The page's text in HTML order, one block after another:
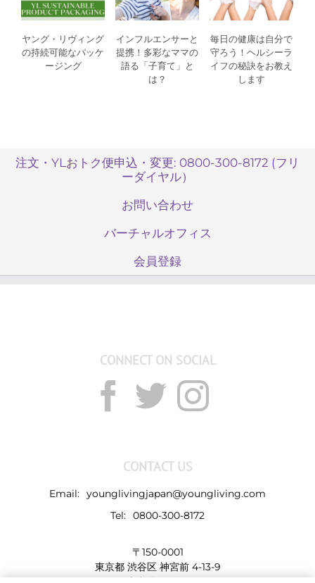
ヤング・リヴィング
の持続可能なパッケ
ージング
インフルエンサーと
提携！多彩なママの
語る「子育て」と
は？
毎日の健康は自分で
守ろう！ヘルシーラ
イフの秘訣をお教え
します
注文・YLおトク便申込・変更: 0800-300-8172 (フリ
ーダイヤル）
お問い合わせ
バーチャルオフィス
会員登録
CONNECT ON SOCIAL
CONTACT US
Email: younglivingjapan@youngliving.com
Tel: 0800-300-8172
〒150-0001
東京都 渋谷区 神宮前 4-13-9